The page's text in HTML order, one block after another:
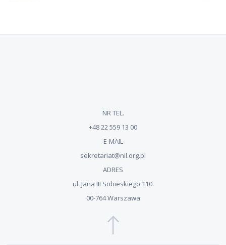
NR TEL.
+48 22 559 13 00
E-MAIL
sekretariat@nil.org.pl
ADRES
ul. Jana III Sobieskiego 110.
00-764 Warszawa